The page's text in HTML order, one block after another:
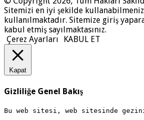
Sitemizi en iyi şekilde
kullanılmaktadır. Sitemize giriş
kabul etmiş sayılmaktasınız.
Çerez Ayarları
KABUL ET
Kapat
Gizliliğe Genel Bakış
Bu web sitesi, web sitesinde